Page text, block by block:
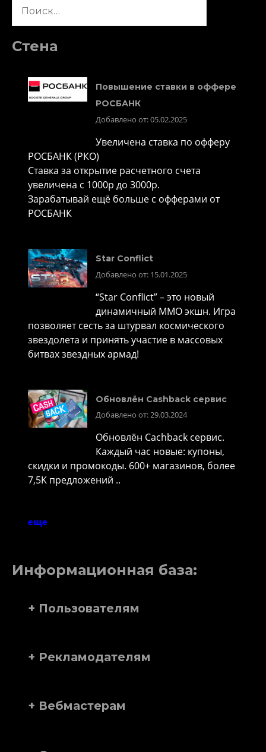
Стена
Повышение ставки в оффере
РОСБАНК
Добавлено от: 05.02.2025
Увеличена ставка по офферу
РОСБАНК (РКО)
Ставка за открытие расчетного счета
увеличена с 1000р до 3000р.
Зарабатывай ещё больше с офферами от
РОСБАНК
Star Conflict
Добавлено от: 15.01.2025
“Star Conflict” – это новый
динамичный MMO экшн. Игра
позволяет сесть за штурвал космического
звездолета и принять участие в массовых
битвах звездных армад!
Обновлён Cashback сервис
Добавлено от: 29.03.2024
Обновлён Cachback сервис.
Каждый час новые: купоны,
скидки и промокоды. 600+ магазинов, более
7,5K предложений ..
еще
Информационная база:
+ Пользователям
+ Рекламодателям
+ Вебмастерам